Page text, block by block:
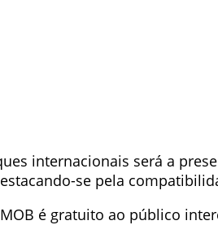
internacionais será a
se pela
MOB é gratuito ao público